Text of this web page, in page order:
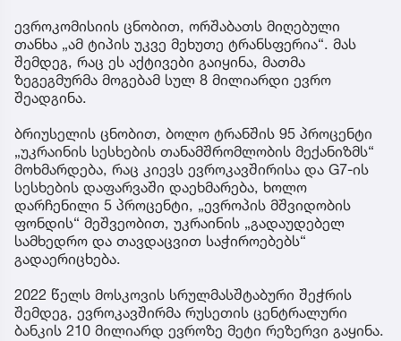
ევროკომისიის ცნობით, ორშაბათს მიღებული
თანხა „ამ ტიპის უკვე მეხუთე ტრანსფერია“. მას
შემდეგ, რაც ეს აქტივები გაიყინა, მათმა
ზეგეგმურმა მოგებამ სულ 8 მილიარდი ევრო
შეადგინა.
ბრიუსელის ცნობით, ბოლო ტრანშის 95 პროცენტი
„უკრაინის სესხების თანამშრომლობის მექანიზმს“
მოხმარდება, რაც კიევს ევროკავშირისა და G7-ის
სესხების დაფარვაში დაეხმარება, ხოლო
დარჩენილი 5 პროცენტი, „ევროპის მშვიდობის
ფონდის“ მეშვეობით, უკრაინის „გადაუდებელ
სამხედრო და თავდაცვით საჭიროებებს“
გადაერიცხება.
2022 წელს მოსკოვის სრულმასშტაბური შეჭრის
შემდეგ, ევროკავშირმა რუსეთის ცენტრალური
ბანკის 210 მილიარდ ევროზე მეტი რეზერვი გაყინა.